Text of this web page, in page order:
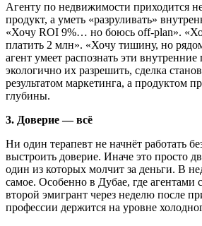
Агенту по недвижимости приходится
продукт, а уметь «разруливать»
«Хочу ROI 9%… но боюсь off-plan».
платить 2 млн». «Хочу тишину, но
агент умеет распознать эти
экологично их разрешить, сделка
результатом маркетинга, а продуктом
глубины.
3. Доверие — всё
Ни один терапевт не начнёт работать
выстроить доверие. Иначе это просто
один из которых молчит за деньги. В
самое. Особенно в Дубае, где агентами
второй эмигрант через неделю после
профессии держится на уровне